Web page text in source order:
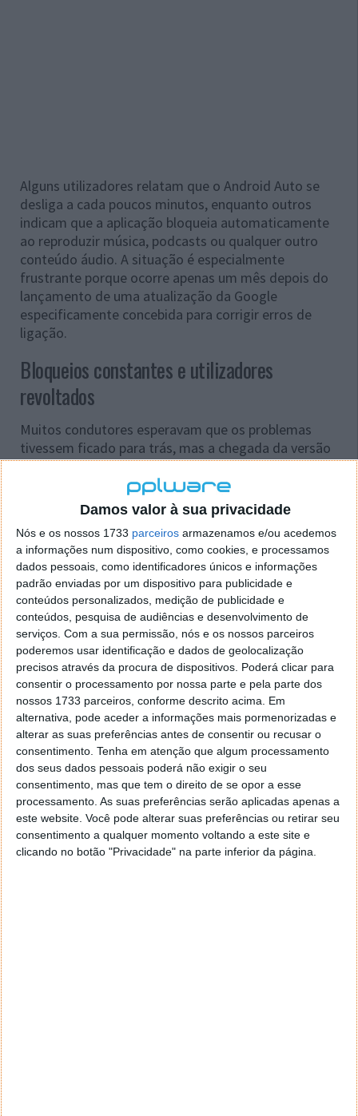
Damos valor à sua privacidade
Nós e os nossos 1733 parceiros armazenamos e/ou acedemos
a informações num dispositivo, como cookies, e processamos
dados pessoais, como identificadores únicos e informações
padrão enviadas por um dispositivo para publicidade e
conteúdos personalizados, medição de publicidade e
conteúdos, pesquisa de audiências e desenvolvimento de
serviços. Com a sua permissão, nós e os nossos parceiros
poderemos usar identificação e dados de geolocalização
precisos através da procura de dispositivos. Poderá clicar para
consentir o processamento por nossa parte e pela parte dos
nossos 1733 parceiros, conforme descrito acima. Em
alternativa, pode aceder a informações mais pormenorizadas e
alterar as suas preferências antes de consentir ou recusar o
consentimento. Tenha em atenção que algum processamento
dos seus dados pessoais poderá não exigir o seu
consentimento, mas que tem o direito de se opor a esse
processamento. As suas preferências serão aplicadas apenas a
este website. Você pode alterar suas preferências ou retirar seu
consentimento a qualquer momento voltando a este site e
clicando no botão "Privacidade" na parte inferior da página.
Alguns utilizadores relatam que o Android Auto se
desliga a cada poucos minutos, enquanto outros
indicam que a aplicação bloqueia automaticamente
ao reproduzir música, podcasts ou qualquer outro
conteúdo áudio. A situação é especialmente
frustrante porque ocorre apenas um mês depois do
lançamento de uma atualização da Google
especificamente concebida para corrigir erros de
ligação.
Bloqueios constantes e utilizadores
revoltados
Muitos condutores esperavam que os problemas
tivessem ficado para trás, mas a chegada da versão
17.2 reacendeu as dúvidas sobre a estabilidade do
sistema. Até ao momento, não existe uma explicação
oficial para a causa exata das falhas. Também não é
claro se o problema está exclusivamente relacionado
com o Android Auto ou se pode ser influenciado por
outras atualizações recentes do ecossistema
Android.
Comment
byu/Partianfrom discussion
inAndroidAuto
Na ausência de uma solução definitiva, alguns
utilizadores optaram por regressar às versões
anteriores do Android Auto. Vários relatos indicam
que a reversão para a versão 17.0 pode reduzir ou
eliminar erros em determinados dispositivos, embora
esta medida não funcione em todos os casos e não
garanta uma correção permanente.
A empresa já tomou conhecimento de alguns destes
relatos, embora ainda não tenha confirmado se está
a trabalhar numa correção específica para resolver o